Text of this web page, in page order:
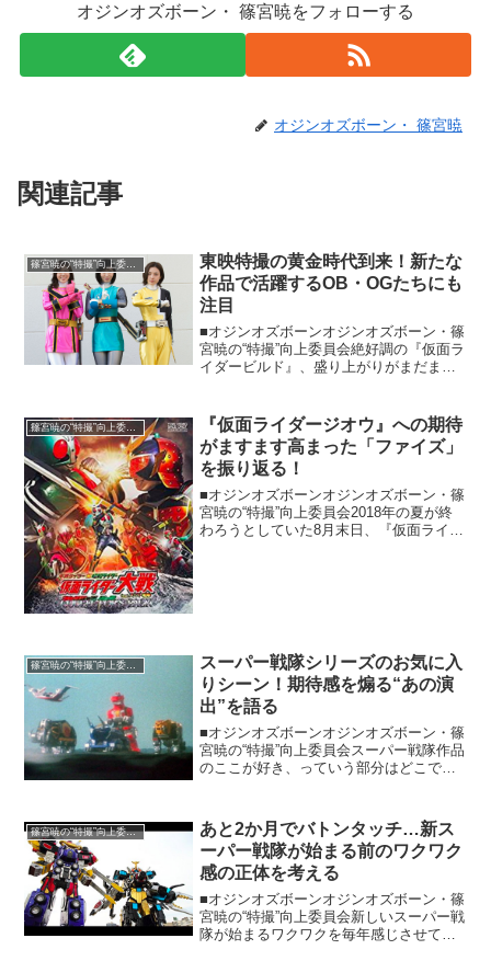
オジンオズボーン・ 篠宮暁をフォローする
オジンオズボーン・ 篠宮暁
関連記事
東映特撮の黄金時代到来！新たな
作品で活躍するOB・OGたちにも
注目
■オジンオズボーンオジンオズボーン・篠
宮暁の“特撮”向上委員会絶好調の『仮面ラ
イダービルド』、盛り上がりがまだまだ
待させる「ルパンレンジャーVSパトレン
ジャー」と東映特...
篠宮暁の“特撮”向上委員会
『仮面ライダージオウ』への期待
がますます高まった「ファイズ」
を振り返る！
■オジンオズボーンオジンオズボーン・篠
宮暁の“特撮”向上委員会2018年の夏が終
わろうとしていた8月末日、『仮面ライダ
スーパー戦隊シリーズのお気に入
りシーン！期待感を煽る“あの演
出”を語る
■オジンオズボーンオジンオズボーン・篠
宮暁の“特撮”向上委員会スーパー戦隊作品
のここが好き、っていう部分はどこです
回などたくさん大好きなシーンがあると
は思うんですが、今...
篠宮暁の“特撮”向上委員会
あと2か月でバトンタッチ…新ス
ーパー戦隊が始まる前のワクワク
感の正体を考える
■オジンオズボーンオジンオズボーン・篠
宮暁の“特撮”向上委員会新しいスーパー戦
隊が始まるワクワクを毎年感じさせても